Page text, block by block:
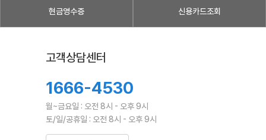
현금영수증 신용카드조회
고객상담센터
1666-4530
월~금요일 : 오전 8시 - 오후 9시
토/일/공휴일 : 오전 8시 - 오후 9시